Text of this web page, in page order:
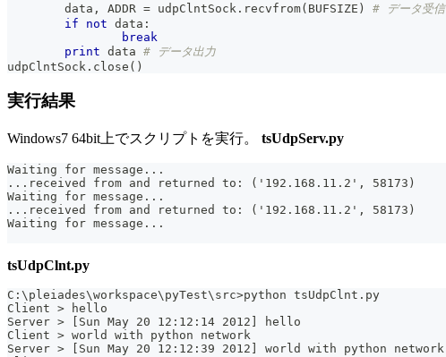
	data
, ADDR = udpClntSock . recvfrom( BUFSIZE )
# データ受信
if
not data :
break
print data # データ出力
udpClntSock . close ( )
実行結果
Windows7 64bit上でスクリプトを実行。 tsUdpServ.py
Waiting for message...
...received from and returned to: ('192.168.11.2', 58173)
Waiting for message...
...received from and returned to: ('192.168.11.2', 58173)
Waiting for message...
tsUdpClnt.py
C:\pleiades\workspace\pyTest\src>python tsUdpClnt.py
Client > hello
Server > [Sun May 20 12:12:14 2012] hello
Client > world with python network
Server > [Sun May 20 12:12:39 2012] world with python network